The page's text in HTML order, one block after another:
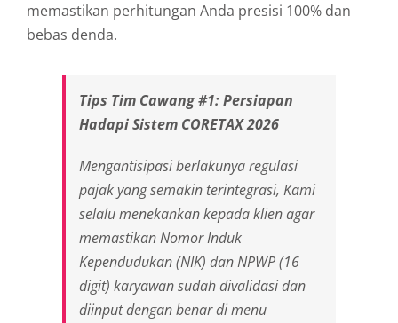
memastikan perhitungan Anda presisi 100% dan
bebas denda.
Tips Tim Cawang #1: Persiapan
Hadapi Sistem CORETAX 2026
Mengantisipasi berlakunya regulasi
pajak yang semakin terintegrasi, Kami
selalu menekankan kepada klien agar
memastikan Nomor Induk
Kependudukan (NIK) dan NPWP (16
digit) karyawan sudah divalidasi dan
diinput dengan benar di menu